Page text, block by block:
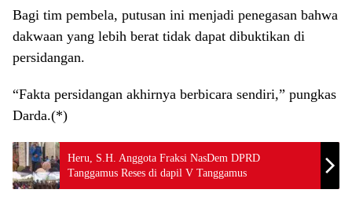
Bagi tim pembela, putusan ini menjadi penegasan bahwa
dakwaan yang lebih berat tidak dapat dibuktikan di
persidangan.
“Fakta persidangan akhirnya berbicara sendiri,” pungkas
Darda.(*)
Heru, S.H. Anggota Fraksi NasDem DPRD
Tanggamus Reses di dapil V Tanggamus